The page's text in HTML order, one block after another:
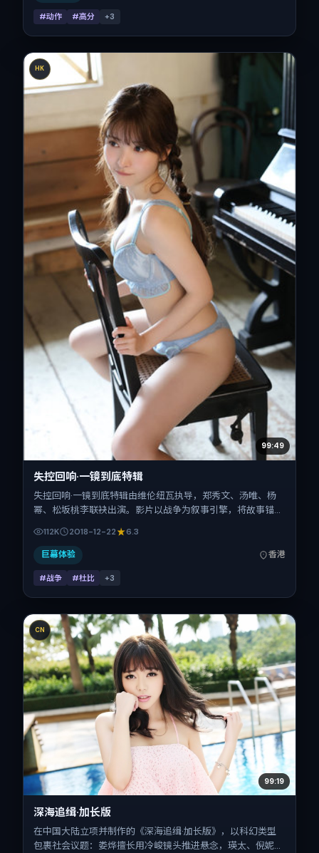
#动作 #高分 +3
HK
99:49
失控回响·一镜到底特辑
失控回响·一镜到底特辑由维伦纽瓦执导，郑秀文、汤唯、杨
幂、松坂桃李联袂出演。影片以战争为叙事引擎，将故事锚定
在中国香港，借华语社会的人情与规则推进人物抉择与反转。
2018年12月22日于中国香港首映（贺岁档前后），片长102分
钟，适合喜欢强情节与细腻表演的观众。
112K 2018-12-22 6.3
巨幕体验 香港
#战争 #杜比 +3
CN
99:19
深海追缉·加长版
在中国大陆立项并制作的《深海追缉·加长版》，以科幻类型
包裹社会议题：娄烨擅长用冷峻镜头推进悬念，瑛太、倪妮、